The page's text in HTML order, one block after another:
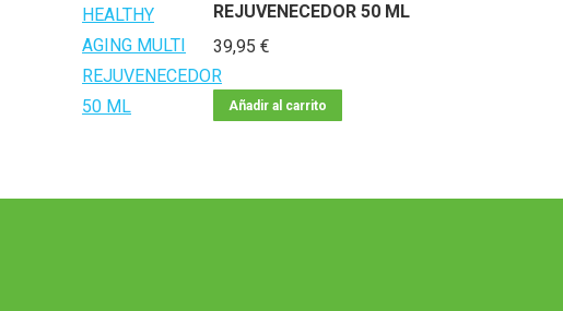
REJUVENECEDOR 50 ML
39,95€
Añadir al carrito